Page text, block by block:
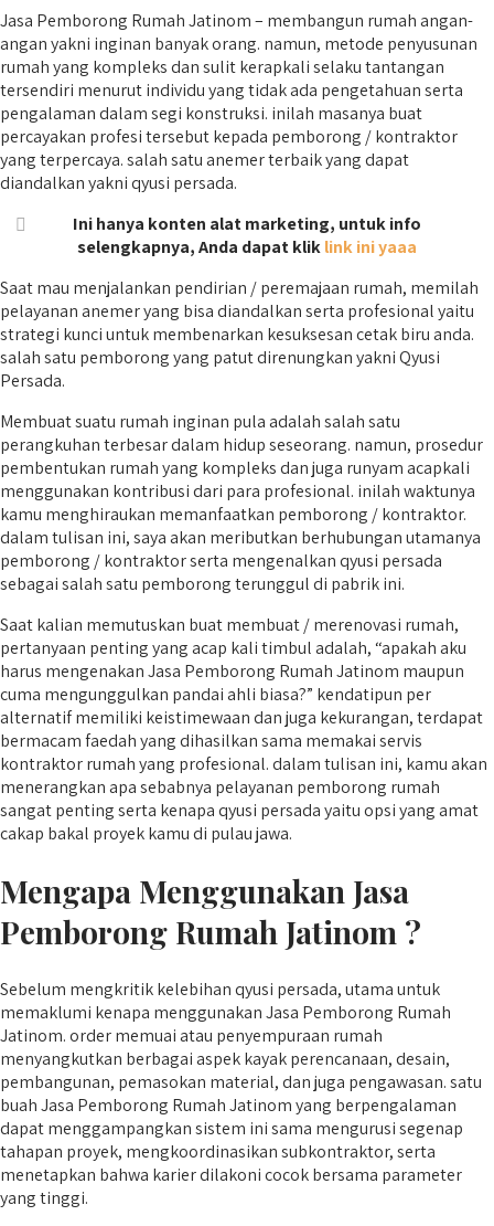
Jasa Pemborong Rumah Jatinom – membangun rumah angan-
angan yakni inginan banyak orang. namun, metode penyusunan
rumah yang kompleks dan sulit kerapkali selaku tantangan
tersendiri menurut individu yang tidak ada pengetahuan serta
pengalaman dalam segi konstruksi. inilah masanya buat
percayakan profesi tersebut kepada pemborong / kontraktor
yang terpercaya. salah satu anemer terbaik yang dapat
diandalkan yakni qyusi persada.
Ini hanya konten alat marketing, untuk info
selengkapnya, Anda dapat kliklink ini yaaa
Saat mau menjalankan pendirian / peremajaan rumah, memilah
pelayanan anemer yang bisa diandalkan serta profesional yaitu
strategi kunci untuk membenarkan kesuksesan cetak biru anda.
salah satu pemborong yang patut direnungkan yakni Qyusi
Persada.
Membuat suatu rumah inginan pula adalah salah satu
perangkuhan terbesar dalam hidup seseorang. namun, prosedur
pembentukan rumah yang kompleks dan juga runyam acapkali
menggunakan kontribusi dari para profesional. inilah waktunya
kamu menghiraukan memanfaatkan pemborong / kontraktor.
dalam tulisan ini, saya akan meributkan berhubungan utamanya
pemborong / kontraktor serta mengenalkan qyusi persada
sebagai salah satu pemborong terunggul di pabrik ini.
Saat kalian memutuskan buat membuat / merenovasi rumah,
pertanyaan penting yang acap kali timbul adalah, “apakah aku
harus mengenakan Jasa Pemborong Rumah Jatinom maupun
cuma mengunggulkan pandai ahli biasa?” kendatipun per
alternatif memiliki keistimewaan dan juga kekurangan, terdapat
bermacam faedah yang dihasilkan sama memakai servis
kontraktor rumah yang profesional. dalam tulisan ini, kamu akan
menerangkan apa sebabnya pelayanan pemborong rumah
sangat penting serta kenapa qyusi persada yaitu opsi yang amat
cakap bakal proyek kamu di pulau jawa.
Mengapa Menggunakan Jasa
Pemborong Rumah Jatinom ?
Sebelum mengkritik kelebihan qyusi persada, utama untuk
memaklumi kenapa menggunakan Jasa Pemborong Rumah
Jatinom. order memuai atau penyempuraan rumah
menyangkutkan berbagai aspek kayak perencanaan, desain,
pembangunan, pemasokan material, dan juga pengawasan. satu
buah Jasa Pemborong Rumah Jatinom yang berpengalaman
dapat menggampangkan sistem ini sama mengurusi segenap
tahapan proyek, mengkoordinasikan subkontraktor, serta
menetapkan bahwa karier dilakoni cocok bersama parameter
yang tinggi.